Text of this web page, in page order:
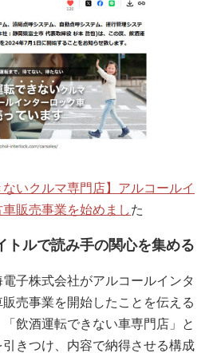
ないクルマ専門店】アルコールイ
販売事業を始めました
トルで読み手の関心を集める
子株式会社がアルコールインタ
売事業を開始したことを伝える
飲酒運転できない車専門店」と
きつけ、内容で納得させる構成